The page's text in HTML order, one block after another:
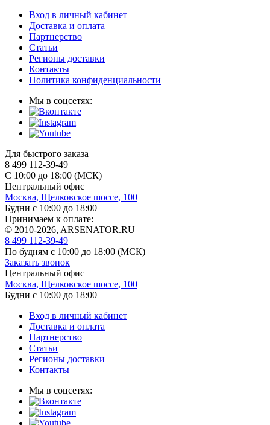
Вход в личный кабинет
Доставка и оплата
Партнерство
Статьи
Регионы доставки
Контакты
Политика конфиденциальности
Мы в соцсетях:
Для быстрого заказа
8 499 112-39-49
С 10:00 до 18:00 (МСК)
Центральный офис
Москва, Щелковское шоссе, 100
Будни с 10:00 до 18:00
Принимаем к оплате:
© 2010-2026, ARSENATOR.RU
8 499 112-39-49
По будням с 10:00 до 18:00 (МСК)
Заказать звонок
Центральный офис
Москва, Щелковское шоссе, 100
Будни с 10:00 до 18:00
Вход в личный кабинет
Доставка и оплата
Партнерство
Статьи
Регионы доставки
Контакты
Мы в соцсетях: